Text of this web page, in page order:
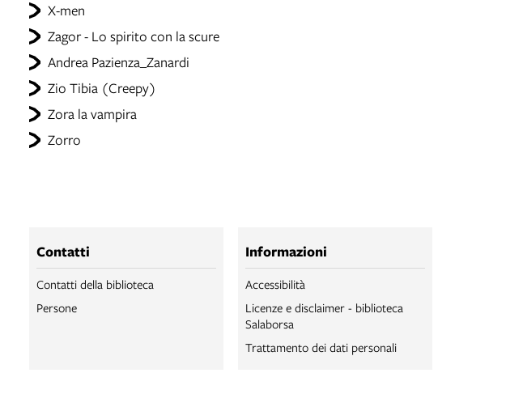
X-men
Zagor - Lo spirito con la scure
Andrea Pazienza_Zanardi
Zio Tibia (Creepy)
Zora la vampira
Zorro
Contatti
Contatti della biblioteca
Persone
Informazioni
Accessibilità
Licenze e disclaimer - biblioteca
Salaborsa
Trattamento dei dati personali